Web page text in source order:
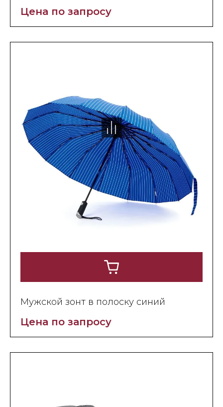
Цена по запросу
Мужской зонт в полоску синий
Цена по запросу